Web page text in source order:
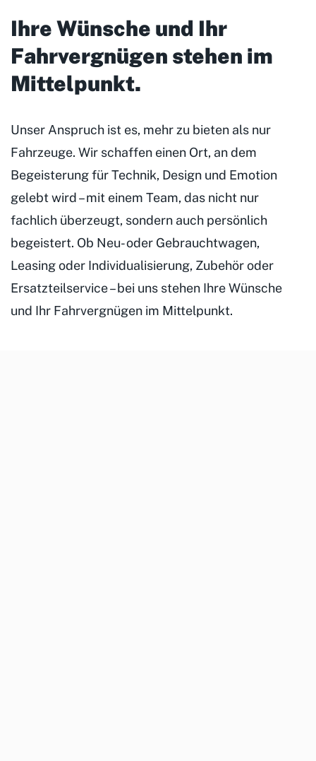
Ihre Wünsche und Ihr
Fahrvergnügen stehen im
Mittelpunkt.
Unser Anspruch ist es, mehr zu bieten als nur
Fahrzeuge. Wir schaffen einen Ort, an dem
Begeisterung für Technik, Design und Emotion
gelebt wird – mit einem Team, das nicht nur
fachlich überzeugt, sondern auch persönlich
begeistert. Ob Neu- oder Gebrauchtwagen,
Leasing oder Individualisierung, Zubehör oder
Ersatzteilservice – bei uns stehen Ihre Wünsche
und Ihr Fahrvergnügen im Mittelpunkt.